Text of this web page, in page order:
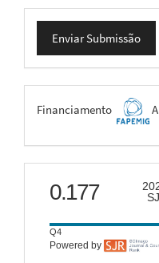
Enviar
Submissão
Enviar Submissão
FAPEMIG
Financiamento
scimago
0.177
Q4
Powered by